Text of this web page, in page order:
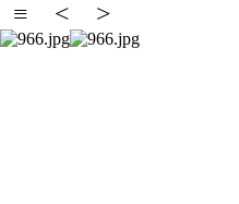
≡ < >